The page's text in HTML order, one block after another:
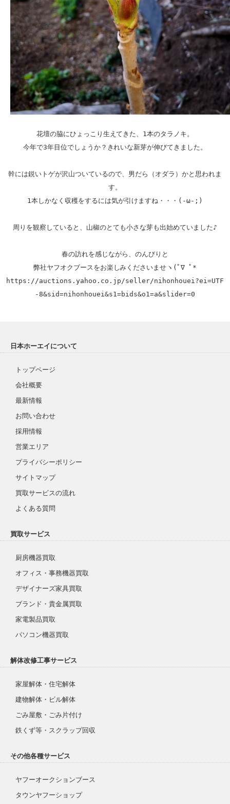
花壇の脇にひょっこり生えてきた、1本のタラノキ。
今年で3年目位でしょうか？きれいな新芽が伸びてきました。
幹には鋭いトゲが沢山ついているので、男だら（オダラ）かと思われま
す。
1本しかなく収穫をするには気が引けますね・・・(-ω-;)
周りを観察していると、山椒のとても小さな芽も出始めていました♪
春の訪れを感じながら、のんびりと
https://auctions.yahoo.co.jp/seller/nihonhouei?ei=UTF
-8&sid=nihonhouei&s1=bids&o1=a&slider=0
日本ホーエイについて
トップページ
会社概要
最新情報
お問い合わせ
採用情報
営業エリア
プライバシーポリシー
サイトマップ
買取サービスの流れ
よくある質問
買取サービス
厨房機器買取
オフィス・事務機器買取
デザイナーズ家具買取
ブランド・貴金属買取
家電製品買取
パソコン機器買取
解体改修工事サービス
家屋解体・住宅解体
建物解体・ビル解体
ごみ屋敷・ごみ片付け
鉄くず等・スクラップ回収
その他各種サービス
ヤフーオークションブース
タウンヤフーショップ